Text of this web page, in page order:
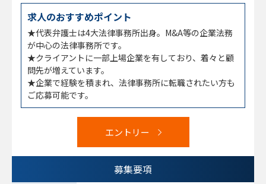
求人のおすすめポイント
★代表弁護士は4大法律事務所出身。M&A等の企業法務
が中心の法律事務所です。
★クライアントに一部上場企業を有しており、着々と顧
問先が増えています。
★企業で経験を積まれ、法律事務所に転職されたい方も
ご応募可能です。
エントリー
募集要項